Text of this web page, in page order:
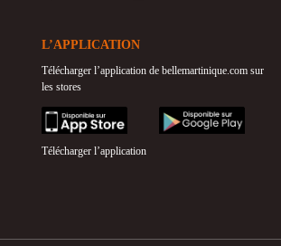
L’APPLICATION
Télécharger l’application de bellemartinique.com sur
les stores
appstore googleplay
Télécharger l’application